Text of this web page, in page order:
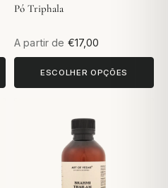
Pó Triphala
A partir de €17,00
ESCOLHER OPÇÕES